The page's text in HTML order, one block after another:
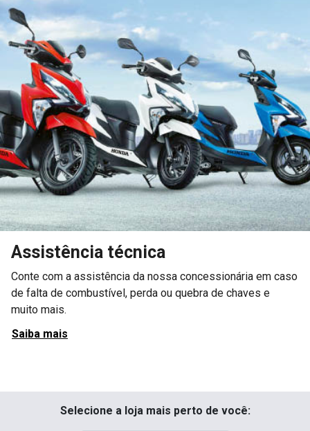
Saiba mais
Selecione a loja mais perto de você:
Satélite Motos Taguatinga
St. E Sul CSE 6, - Taguatinga
Brasília - Distrito Federal
Como chegar
(61) 3561-3000